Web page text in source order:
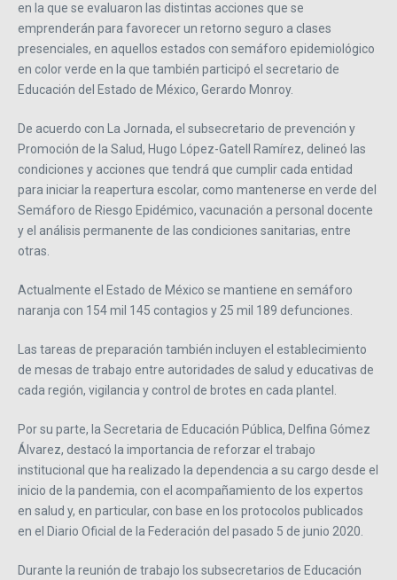
en la que se evaluaron las distintas acciones que se
emprenderán para favorecer un retorno seguro a clases
presenciales, en aquellos estados con semáforo epidemiológico
en color verde en la que también participó el secretario de
Educación del Estado de México, Gerardo Monroy.
De acuerdo con La Jornada, el subsecretario de prevención y
Promoción de la Salud, Hugo López-Gatell Ramírez, delineó las
condiciones y acciones que tendrá que cumplir cada entidad
para iniciar la reapertura escolar, como mantenerse en verde del
Semáforo de Riesgo Epidémico, vacunación a personal docente
y el análisis permanente de las condiciones sanitarias, entre
otras.
Actualmente el Estado de México se mantiene en semáforo
naranja con 154 mil 145 contagios y 25 mil 189 defunciones.
Las tareas de preparación también incluyen el establecimiento
de mesas de trabajo entre autoridades de salud y educativas de
cada región, vigilancia y control de brotes en cada plantel.
Por su parte, la Secretaria de Educación Pública, Delfina Gómez
Álvarez, destacó la importancia de reforzar el trabajo
institucional que ha realizado la dependencia a su cargo desde el
inicio de la pandemia, con el acompañamiento de los expertos
en salud y, en particular, con base en los protocolos publicados
en el Diario Oficial de la Federación del pasado 5 de junio 2020.
Durante la reunión de trabajo los subsecretarios de Educación